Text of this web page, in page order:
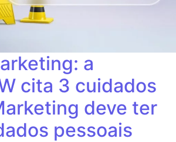
a
cita 3 cuidados
deve ter
pessoais